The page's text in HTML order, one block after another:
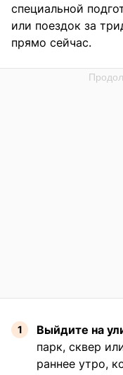
специальной
или поездок за
прямо сейчас.
Выйдите на
парк, сквер
раннее утро,